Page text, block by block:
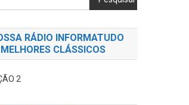
RÁDIO INFORMATUDO
CLÁSSICOS
2